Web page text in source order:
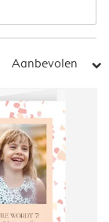
Aanbevolen arrow_right